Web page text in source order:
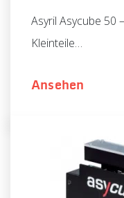
Asyril Asycube 50
Kleinteile…
Ansehen